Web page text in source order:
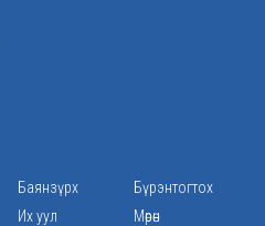
Баянзүрх
Бүрэнтогтох
Их уул
Мөрөн